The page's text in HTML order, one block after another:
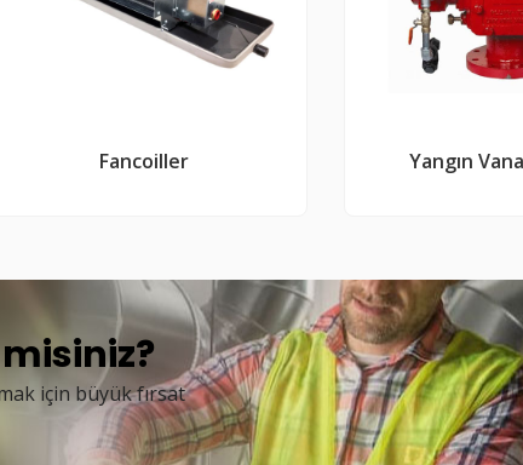
Fancoiller Yangın
için büyük fırsat